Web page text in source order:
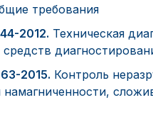
требования
2012. Техническая
средств
2015. Контроль
намагниченности,